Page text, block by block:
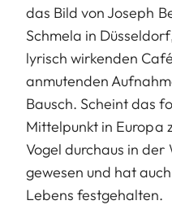
das Bild von Joseph
Schmela in
lyrisch wirkenden
anmutenden
Bausch. Scheint das
Mittelpunkt in Europa
Vogel durchaus in der
gewesen und hat
Lebens festgehalten.